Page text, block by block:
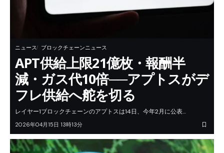
ニュース ブロックチェーンニュース
APT供給上限21億枚・報酬半
減・ガス代10倍──アプトスがデ
フレ供給へ舵を切る
レイヤー1ブロックチェーンのアプトスは14日、今年2月に公表…
2026年04月15日 13時13分